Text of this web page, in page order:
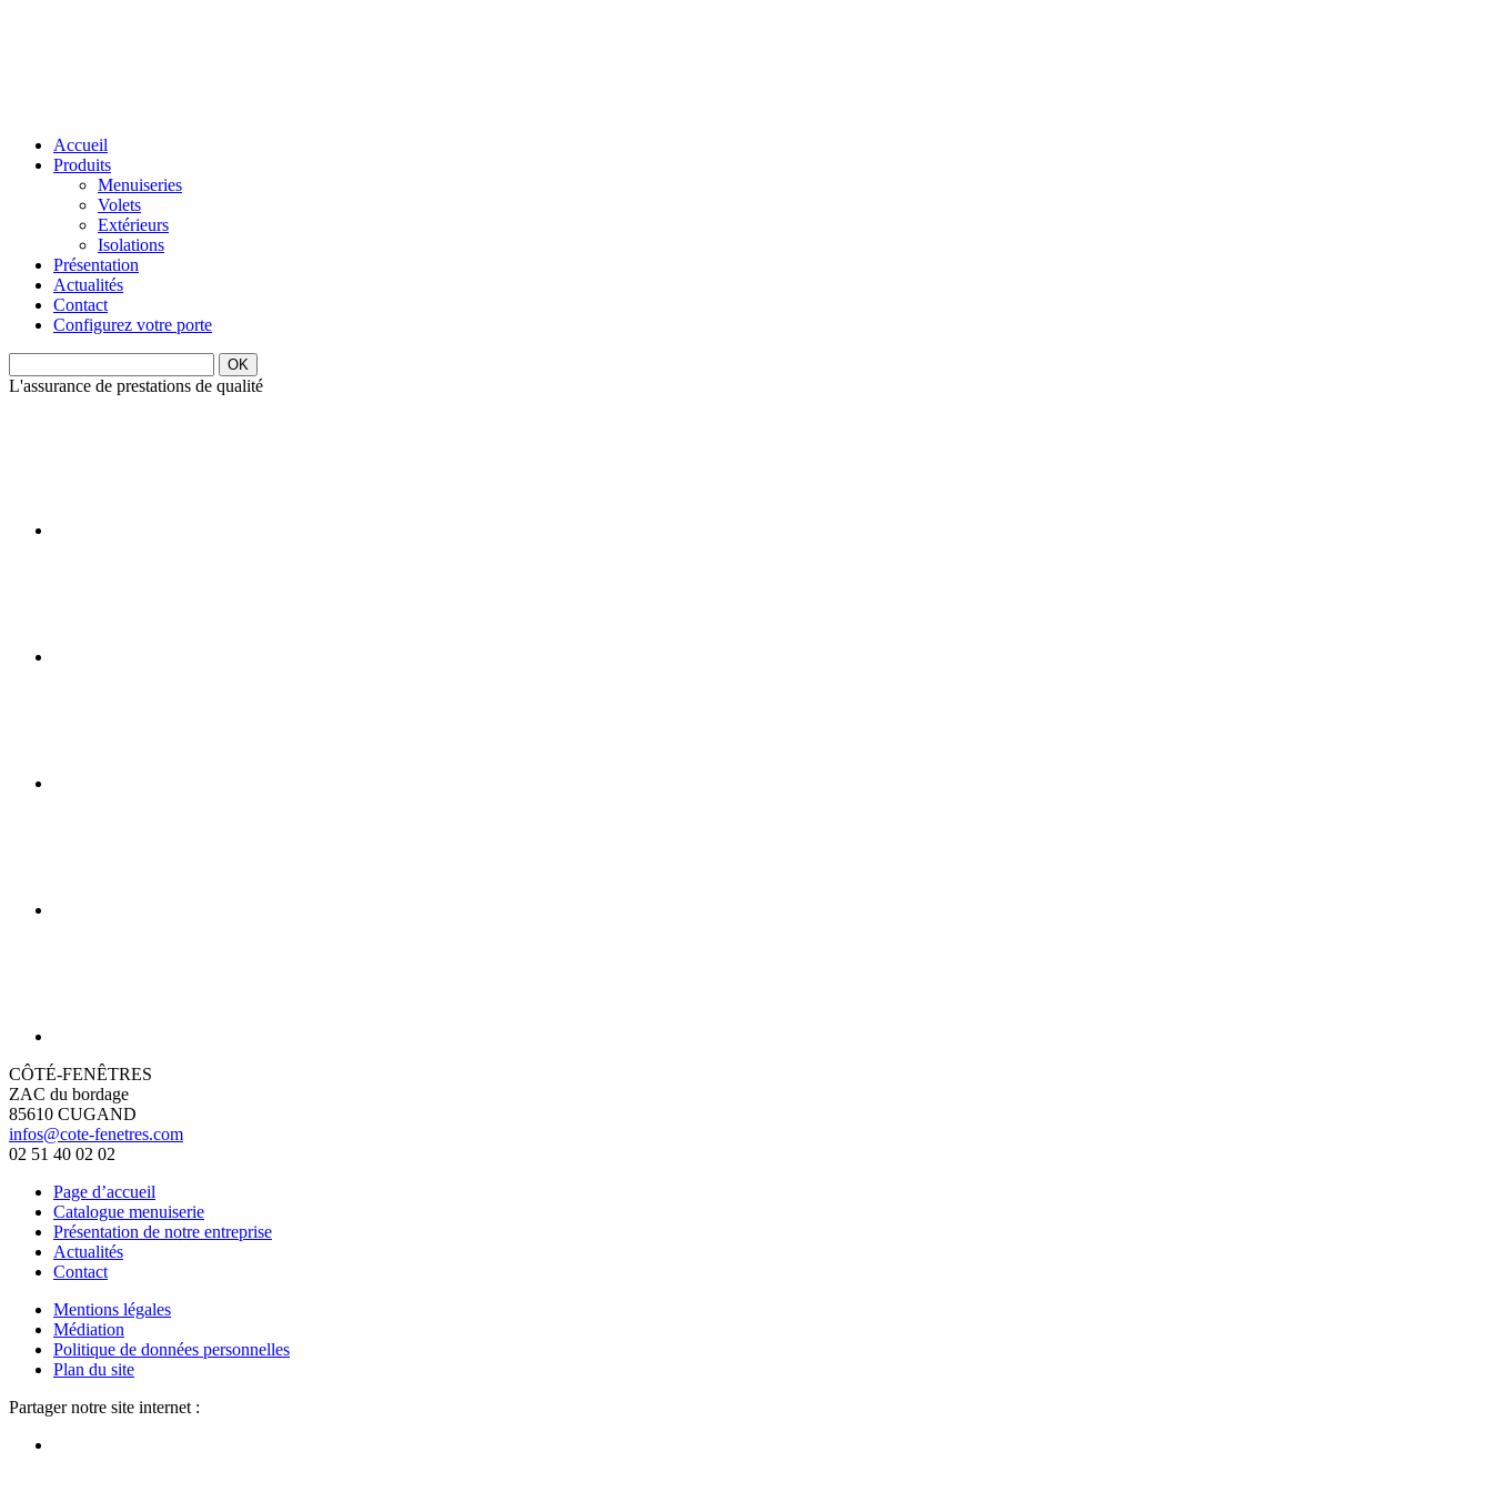
Accueil
Produits
Menuiseries
Volets
Extérieurs
Isolations
Présentation
Actualités
Contact
Configurez votre porte
L'assurance de prestations de qualité
CÔTÉ-FENÊTRES
ZAC du bordage
85610 CUGAND
infos@cote-fenetres.com
02 51 40 02 02
Page d’accueil
Catalogue menuiserie
Présentation de notre entreprise
Actualités
Contact
Mentions légales
Médiation
Politique de données personnelles
Plan du site
Partager notre site internet :